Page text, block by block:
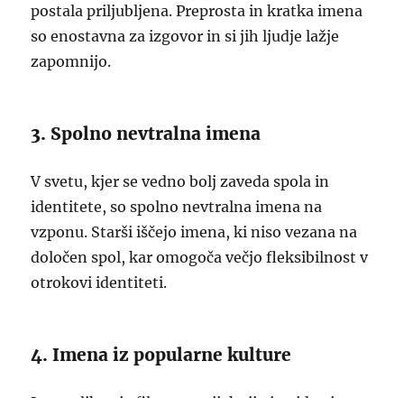
postala priljubljena. Preprosta in kratka imena
so enostavna za izgovor in si jih ljudje lažje
zapomnijo.
3. Spolno nevtralna imena
V svetu, kjer se vedno bolj zaveda spola in
identitete, so spolno nevtralna imena na
vzponu. Starši iščejo imena, ki niso vezana na
določen spol, kar omogoča večjo fleksibilnost v
otrokovi identiteti.
4. Imena iz popularne kulture